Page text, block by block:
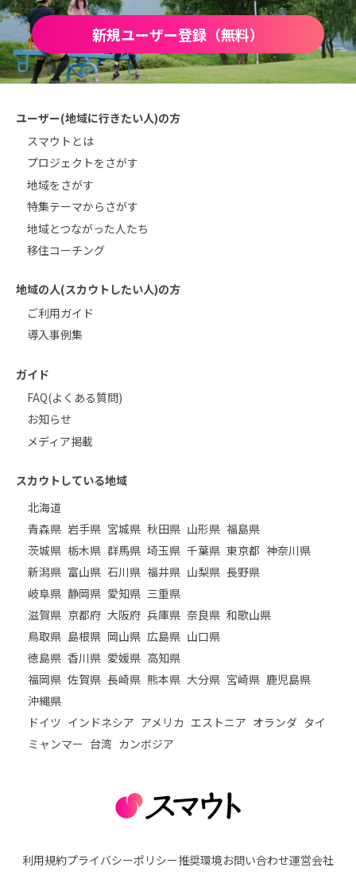
新規ユーザー登録（無料）
ユーザー(地域に行きたい人)の方
スマウトとは
プロジェクトをさがす
地域をさがす
特集テーマからさがす
地域とつながった人たち
移住コーチング
地域の人(スカウトしたい人)の方
ご利用ガイド
導入事例集
ガイド
FAQ(よくある質問)
お知らせ
メディア掲載
スカウトしている地域
北海道
青森県 岩手県 宮城県 秋田県 山形県 福島県
茨城県 栃木県 群馬県 埼玉県 千葉県 東京都 神奈川県
新潟県 富山県 石川県 福井県 山梨県 長野県
岐阜県 静岡県 愛知県 三重県
滋賀県 京都府 大阪府 兵庫県 奈良県 和歌山県
鳥取県 島根県 岡山県 広島県 山口県
徳島県 香川県 愛媛県 高知県
福岡県 佐賀県 長崎県 熊本県 大分県 宮崎県 鹿児島県
沖縄県
ドイツ インドネシア アメリカ エストニア オランダ タイ
ミャンマー 台湾 カンボジア
利用規約プライバシーポリシー推奨環境お問い合わせ運営会社